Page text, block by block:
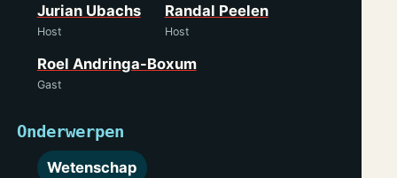
Jurian Ubachs
Host
Randal Peelen
Host
Roel Andringa-Boxum
Gast
Onderwerpen
Wetenschap